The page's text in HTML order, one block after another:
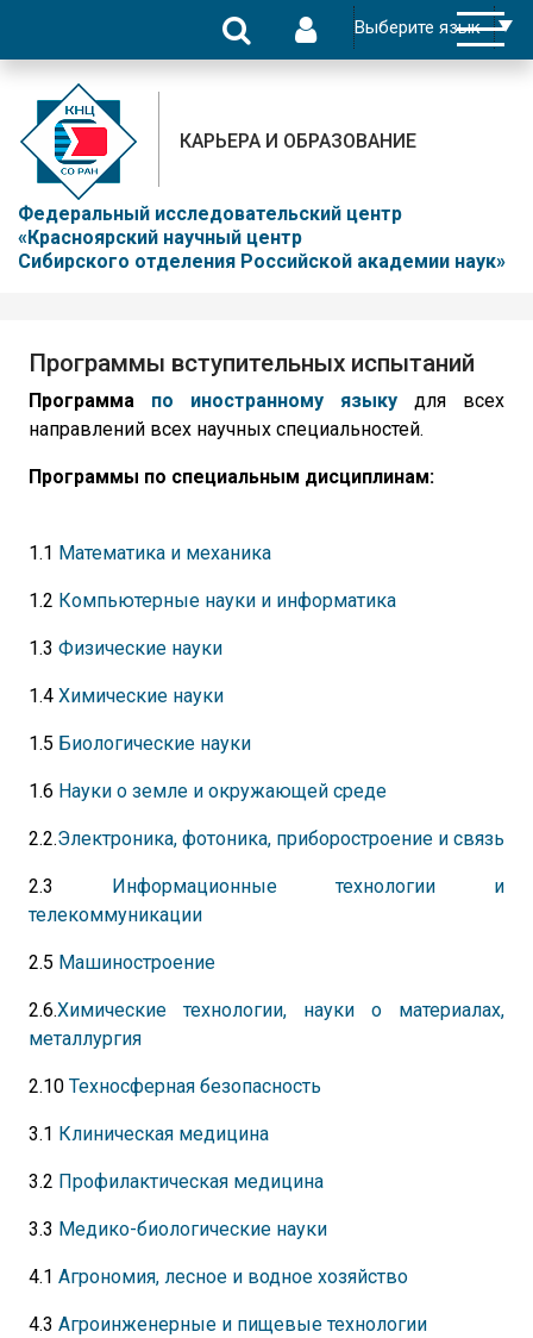
Федеральный исследовательский центр
«Красноярский научный центр
Сибирского отделения Российской академии наук»
КАРЬЕРА И ОБРАЗОВАНИЕ
Программы вступительных испытаний
Программа по иностранному языку
для всех
направлений всех научных специальностей.
Программы по специальным дисциплинам:
1.1 Математика и механика
1.2 Компьютерные науки и информатика
1.3 Физические науки
1.4 Химические науки
1.5 Биологические науки
1.6 Науки о земле и окружающей среде
2.2.Электроника, фотоника, приборостроение и связь
2.3 Информационные технологии и
телекоммуникации
2.5 Машиностроение
2.6.Химические технологии, науки о материалах,
металлургия
2.10 Техносферная безопасность
3.1 Клиническая медицина
3.2 Профилактическая медицина
3.3 Медико-биологические науки
4.1 Агрономия, лесное и водное хозяйство
4.3 Агроинженерные и пищевые технологии